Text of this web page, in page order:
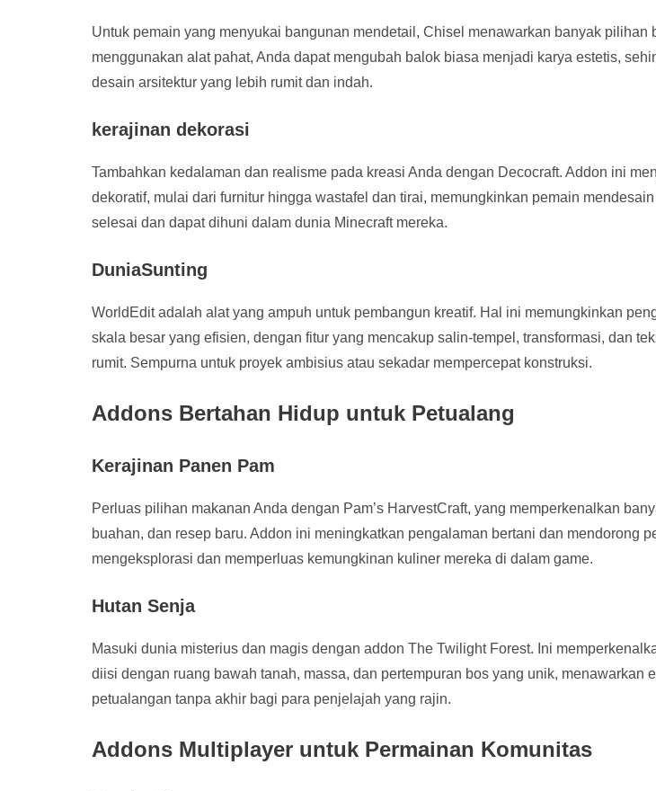
Untuk pemain yang menyukai bangunan mendetail, Chisel menawarkan banyak pilihan
menggunakan alat pahat, Anda dapat mengubah balok biasa menjadi karya estetis,
desain arsitektur yang lebih rumit dan indah.
kerajinan dekorasi
Tambahkan kedalaman dan realisme pada kreasi Anda dengan Decocraft. Addon ini
dekoratif, mulai dari furnitur hingga wastafel dan tirai, memungkinkan pemain
selesai dan dapat dihuni dalam dunia Minecraft mereka.
DuniaSunting
WorldEdit adalah alat yang ampuh untuk pembangun kreatif. Hal ini memungkinkan
skala besar yang efisien, dengan fitur yang mencakup salin-tempel, transformasi, dan
rumit. Sempurna untuk proyek ambisius atau sekadar mempercepat konstruksi.
Addons Bertahan Hidup untuk Petualang
Kerajinan Panen Pam
Perluas pilihan makanan Anda dengan Pam’s HarvestCraft, yang memperkenalkan
buahan, dan resep baru. Addon ini meningkatkan pengalaman bertani dan mendorong
mengeksplorasi dan memperluas kemungkinan kuliner mereka di dalam game.
Hutan Senja
Masuki dunia misterius dan magis dengan addon The Twilight Forest. Ini
diisi dengan ruang bawah tanah, massa, dan pertempuran bos yang unik, menawarkan
petualangan tanpa akhir bagi para penjelajah yang rajin.
Addons Multiplayer untuk Permainan Komunitas